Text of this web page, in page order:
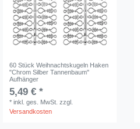
60 Stück Weihnachtskugeln Haken
"Chrom Silber Tannenbaum"
Aufhänger
5,49 € *
*inkl. ges. MwSt. zzgl.
Versandkosten